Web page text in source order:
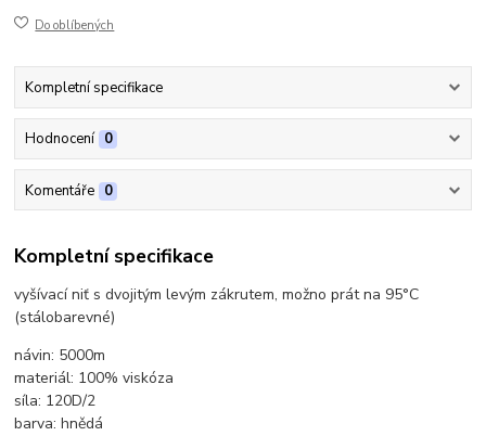
Do oblíbených
Kompletní specifikace
Hodnocení 0
Komentáře 0
Kompletní specifikace
vyšívací niť s dvojitým levým zákrutem, možno prát na 95°C
(stálobarevné)
návin: 5000m
materiál: 100% viskóza
síla: 120D/2
barva: hnědá